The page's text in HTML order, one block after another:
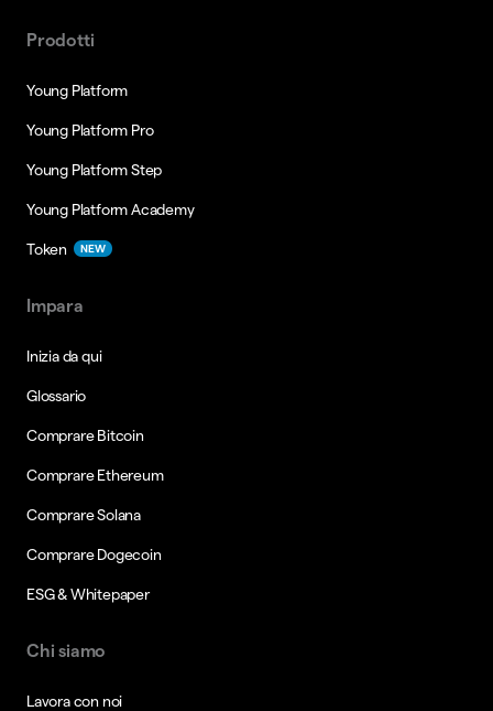
Prodotti
Young Platform
Young Platform Pro
Young Platform Step
Young Platform Academy
Token NEW
Impara
Inizia da qui
Glossario
Comprare Bitcoin
Comprare Ethereum
Comprare Solana
Comprare Dogecoin
ESG & Whitepaper
Chi siamo
Lavora con noi